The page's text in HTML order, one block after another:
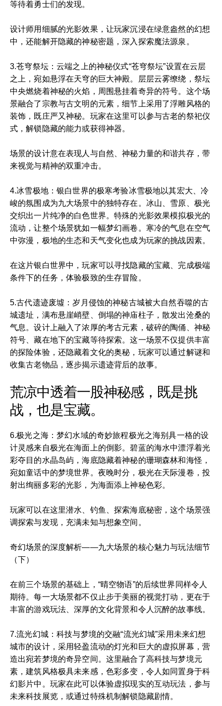
等待着勇士们的发现。
设计师用细腻的光影效果，让玩家沉浸在绿意盎然的幻想
中，还能解开隐藏的神秘密题，深入探索魔法源泉。
3.苍穹祭坛：云端之上的神秘仪式“苍穹祭坛”设置在云层
之上，宛如悬浮在天穹的巨大神殿。层层云雾缭绕，祭坛
中央燃烧着神秘的火焰，周围悬挂着奇异的符号。这个场
景融合了宗教与古文明的元素，细节上采用了浮雕风格的
装饰，既庄严又神秘。玩家在这里可以参与古老的祭祀仪
式，解锁隐藏的能力或获得神器。
场景的设计意在表现人与自然、神秘力量的和谐共存，带
来视觉与精神的双重冲击。
4.冰雪极地：银白世界的极寒考验冰雪极地以其宏大、冷
峻的氛围成为九大场景中的独特存在。冰山、雪原、极光
交织出一片纯净的白色世界。特殊的光影效果模拟极光的
流动，让整个场景犹如一幅梦幻画卷。寒冷的气息在空气
中弥漫，极地的生态和天气变化也成为玩家的挑战因素。
在这片银白世界中，玩家可以寻找隐藏的宝藏、完成极端
条件下的任务，体验极致的生存冒险。
5.古代遗迹废墟：岁月侵蚀的神秘古城被大自然吞噬的古
城遗址，满布悬崖峭壁、倒塌的神庙柱子，散发出沧桑的
气息。设计上融入了浓厚的考古元素，破碎的陶俑、神秘
符号、藏在地下的宝藏等待探索。这一场景不仅提供丰富
的探险体验，还隐藏着文化的奥秘，玩家可以通过解谜和
收集古老物品，逐步揭示遗迹背后的故事。
荒凉中透着一股神秘感，既是挑
战，也是宝藏。
6.极光之海：梦幻水域的奇妙旅程极光之海别具一格的设
计灵感来自极光在海面上的倒影。碧蓝的海水中漂浮着光
彩夺目的水晶岛屿，海底隐藏着神秘的珊瑚森林和海怪，
宛如童话中的梦境世界。夜晚时分，极光在天际漫卷，投
射出绚丽多彩的光影，为海面添上神秘色彩。
玩家可以在这里潜水、钓鱼、探索海底秘密，这个场景强
调探索与发现，充满未知与想象空间。
奇幻场景的深度解析——九大场景的核心魅力与玩法细节
（下）
在前三个场景的基础上，“晴空物语”的后续世界同样令人
期待。每一大场景都不仅止步于美丽的视觉打动，更在于
丰富的游戏玩法、深厚的文化背景和令人沉醉的故事线。
7.流光幻城：科技与梦境的交融“流光幻城”采用未来幻想
城市的设计，采用轻盈流动的灯光和巨大的虚拟屏幕，营
造出宛若梦境的奇异空间。这里融合了高科技与梦境元
素，建筑风格极具未来感，色彩多变，令人如同置身于科
幻影片中。玩家在此可以体验虚拟现实的互动玩法，参与
未来科技展览，或通过特殊机制解锁隐藏剧情。